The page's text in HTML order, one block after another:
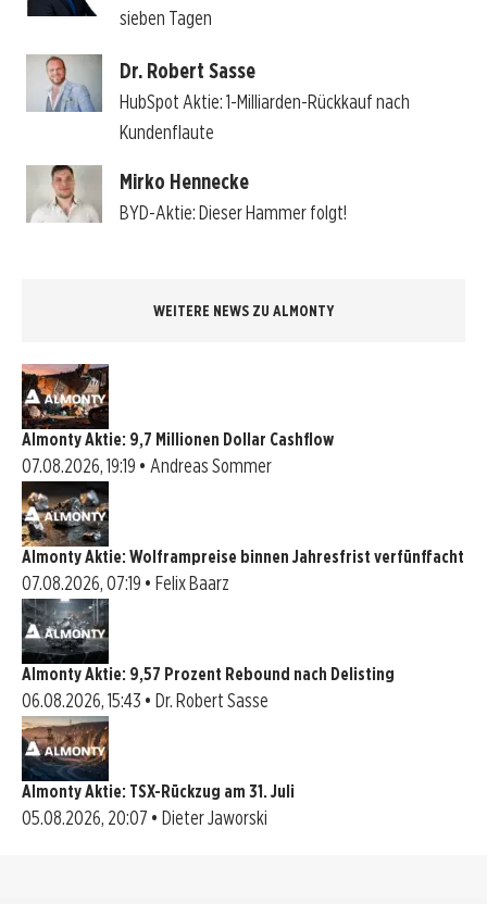
sieben Tagen
Dr. Robert Sasse
HubSpot Aktie: 1-Milliarden-Rückkauf nach
Kundenflaute
Mirko Hennecke
BYD-Aktie: Dieser Hammer folgt!
WEITERE NEWS ZU ALMONTY
Almonty Aktie: 9,7 Millionen Dollar Cashflow
07.08.2026, 19:19 • Andreas Sommer
Almonty Aktie: Wolframpreise binnen Jahresfrist verfünffacht
07.08.2026, 07:19 • Felix Baarz
Almonty Aktie: 9,57 Prozent Rebound nach Delisting
06.08.2026, 15:43 • Dr. Robert Sasse
Almonty Aktie: TSX-Rückzug am 31. Juli
05.08.2026, 20:07 • Dieter Jaworski